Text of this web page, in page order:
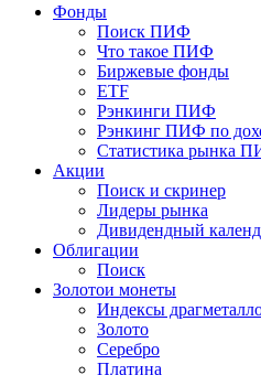
Фонды
Поиск ПИФ
Что такое ПИФ
Биржевые фонды
ETF
Рэнкинги ПИФ
Рэнкинг ПИФ по
Статистика рынка
Акции
Поиск и скринер
Лидеры рынка
Дивидендный
Облигации
Поиск
Золотои монеты
Индексы
Золото
Серебро
Платина